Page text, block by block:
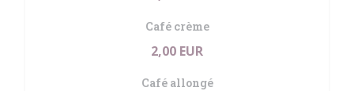
Café crème
2,00 EUR
Café allongé